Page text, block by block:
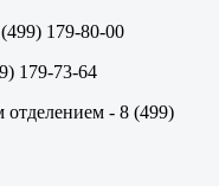
179-80-00
179-73-64
отделением - 8 (499)